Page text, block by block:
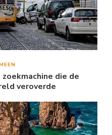
die de
veroverde